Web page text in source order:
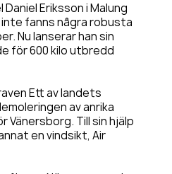
Eriksson i Malung
fanns några robusta
Nu lanserar han sin
för 600 kilo utbredd
Ett av landets
av anrika
Vänersborg. Till sin hjälp
en vindsikt, Air